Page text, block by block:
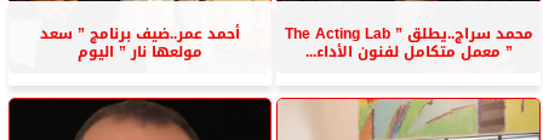
محمد سراج..يطلق ” The Acting Lab
” معمل متكامل لفنون الأداء...
أحمد عمر..ضيف برنامج ” سعد
مولعها نار ” اليوم